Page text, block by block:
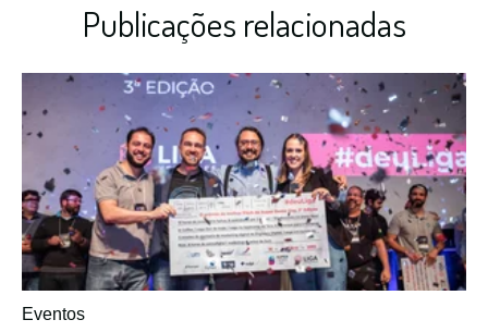
Publicações relacionadas
Eventos